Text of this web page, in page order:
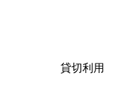
貸切利用